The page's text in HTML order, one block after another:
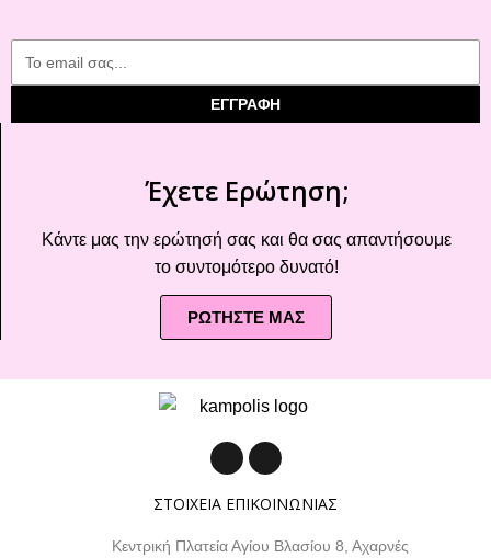
ΕΓΓΡΑΦΗ
Έχετε Ερώτηση;
Κάντε μας την ερώτησή σας και θα σας απαντήσουμε
το συντομότερο δυνατό!
ΡΩΤΗΣΤΕ ΜΑΣ
ΣΤΟΙΧΕΙΑ ΕΠΙΚΟΙΝΩΝΙΑΣ
Κεντρική Πλατεία Αγίου Βλασίου 8, Αχαρνές